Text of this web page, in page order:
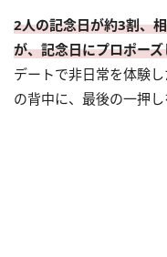
2人の記念日が約3割、
が、記念日にプロポー
デートで非日常を体験
の背中に、最後の一押